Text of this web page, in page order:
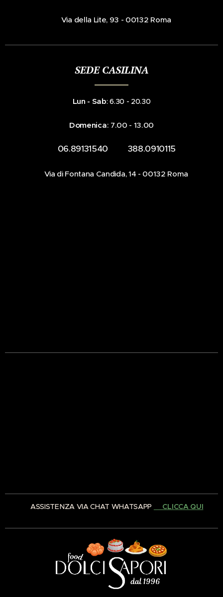
📍Via della Lite, 93 - 00132 Roma
SEDE CASILINA
Lun - Sab: 6.30 - 20.30
Domenica: 7.00 - 13.00
☎️ 06.89131540 📞 388.0910115
📍Via di Fontana Candida, 14 - 00132 Roma
✅ ASSISTENZA VIA CHAT WHATSAPP 👉🏻CLICCA QUI